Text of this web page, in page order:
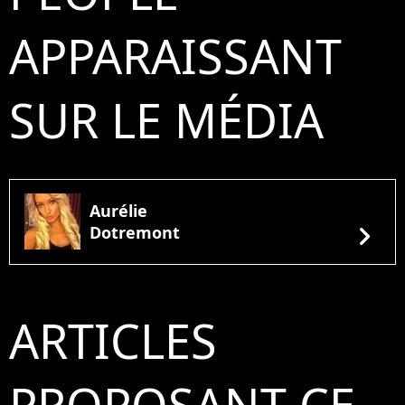
APPARAISSANT
SUR LE MÉDIA
Aurélie
Dotremont
chevron_right
ARTICLES